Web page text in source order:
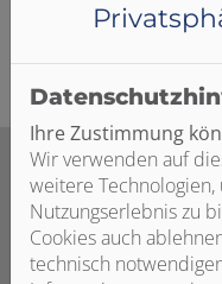
Umfassende
Eine zentrale
Ihre Zustimmung
Wir verwenden auf
weitere
Nutzungserlebnis zu
Cookies auch
technisch